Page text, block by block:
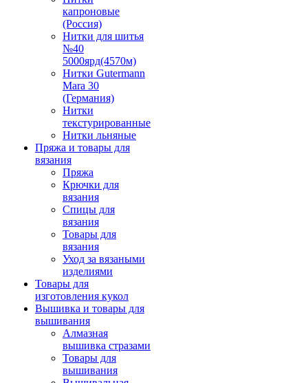
капроновые
(Россия)
Нитки для шитья
№40
5000ярд(4570м)
Нитки Gutermann
Mara 30
(Германия)
Нитки
текстурированные
Нитки льняные
Пряжа и товары для
вязания
Пряжа
Крючки для
вязания
Спицы для
вязания
Товары для
вязания
Уход за вязаными
изделиями
Товары для
изготовления кукол
Вышивка и товары для
вышивания
Алмазная
вышивка стразами
Товары для
вышивания